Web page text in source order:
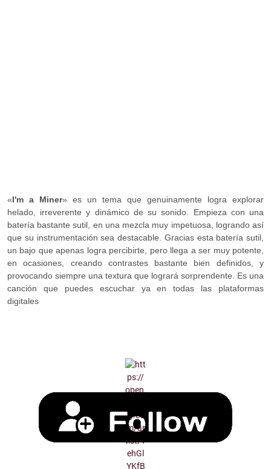
«I'm a Miner» es un tema que genuinamente logra explorar
helado, irreverente y dinámico de su sonido. Empieza con una
batería bastante sutil, en una mezcla muy impetuosa, logrando así
que su instrumentación sea destacable. Gracias esta batería sutil,
un bajo que apenas logra percibirte, pero llega a ser muy potente,
en ocasiones, creando contrastes bastante bien definidos, y
provocando siempre una textura que logrará sorprendente. Es una
canción que puedes escuchar ya en todas las plataformas
digitales